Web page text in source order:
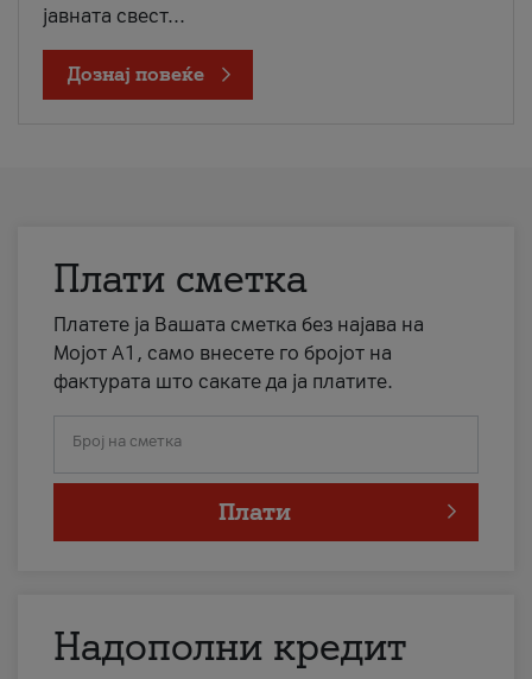
јавната свест...
Дознај повеќе
Плати сметка
Платете ја Вашата сметка без најава на
Мојот А1, само внесете го бројот на
фактурата што сакате да ја платите.
Број на сметка
Плати
Надополни кредит